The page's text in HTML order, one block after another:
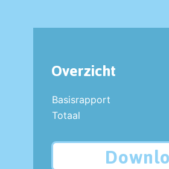
Overzicht
Basisrapport
Totaal